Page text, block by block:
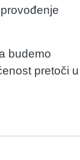
budemo
pretoči u